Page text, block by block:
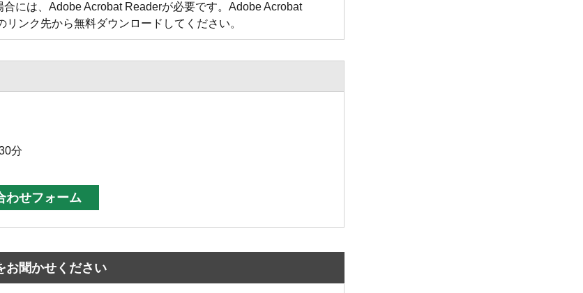
には、Adobe Acrobat Readerが必要です。Adobe Acrobat
ンク先から無料ダウンロードしてください。
分
お聞かせください